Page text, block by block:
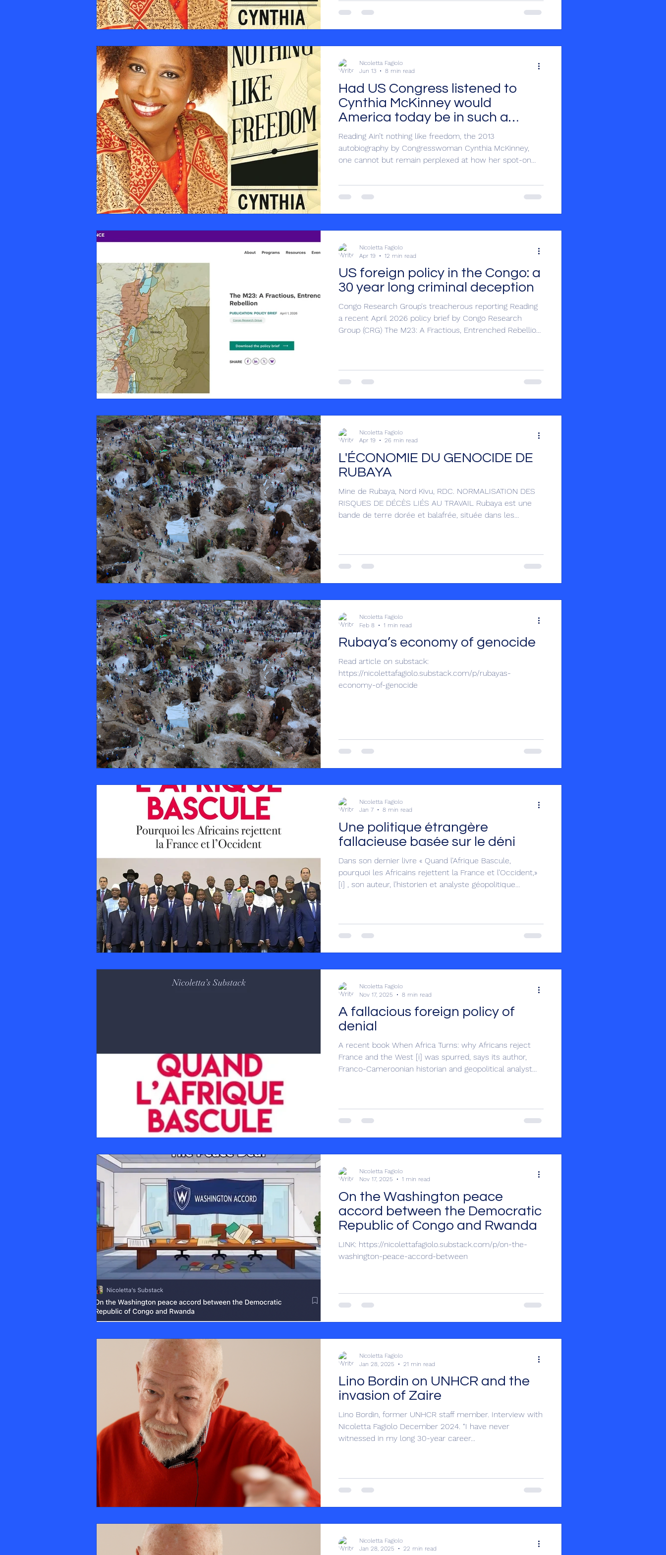
ont été ignorées par ses collègues. Si le Congrès avait à
qu’extérieure, la politique améri
Had US Congress listened to
Cynthia McKinney would
America today be in such a
policy demise?
Reading Ain’t nothing like freedom, the 2013
autobiography by Congresswoman Cynthia McKinney,
one cannot but remain perplexed at how her spot-on
were ignored by her fellow politicians. Had Congress at
the time listened to McKinney’s many topics she battled,
content or vision. Cynthia McKinney was born on 17
March
Nicoletta Fagiolo
Jun 13
8 min read
US foreign policy in the Congo: a
30 year long criminal deception
Congo Research Group's treacherous reporting Reading
a recent April 2026 policy brief by Congo Research
Group (CRG) The M23: A Fractious, Entrenched Rebellion
than informs, and tends to still whitewash the M23
that many of its members face UN, US and
Nicoletta Fagiolo
Apr 19
12 min read
L'ÉCONOMIE DU GENOCIDE DE
RUBAYA
Mine de Rubaya, Nord Kivu, RDC. NORMALISATION DES
RISQUES DE DÉCÈS LIÉS AU TRAVAIL Rubaya est une
bande de terre dorée et balafrée, située dans les
15 % des réserves mondiales d’un minerai stratégique, le
totales de la République démocratique du Congo. La
Nicoletta Fagiolo
Apr 19
26 min read
Rubaya’s economy of genocide
Read article on substack:
https://nicolettafagiolo.substack.com/p/rubayas-
economy-of-genocide
Nicoletta Fagiolo
Feb 8
1 min read
Une politique étrangère
fallacieuse basée sur le déni
Dans son dernier livre « Quand l’Afrique Bascule,
pourquoi les Africains rejettent la France et l’Occident,»
[i] , son auteur, l’historien et analyste géopolitique
traditionnels, concernant l’influence croissante (souvent
Afrique, ainsi que par une prétendue ho
Nicoletta Fagiolo
Jan 7
8 min read
A fallacious foreign policy of
denial
A recent book When Africa Turns: why Africans reject
France and the West [i] was spurred, says its author,
Franco-Cameroonian historian and geopolitical analyst
Russian or Chinese influence in Africa, as well as an
Such simplistic tropes hinder, according to Onana,
Nicoletta Fagiolo
Nov 17, 2025
8 min read
On the Washington peace
accord between the Democratic
Republic of Congo and Rwanda
LINK: https://nicolettafagiolo.substack.com/p/on-the-
washington-peace-accord-between
Nicoletta Fagiolo
Nov 17, 2025
1 min read
Lino Bordin on UNHCR and the
invasion of Zaire
Lino Bordin, former UNHCR staff member. Interview with
Nicoletta Fagiolo December 2024. “I have never
witnessed in my long 30-year career...
Nicoletta Fagiolo
Jan 28, 2025
21 min read
Nicoletta Fagiolo
Jan 28, 2025
22 min read